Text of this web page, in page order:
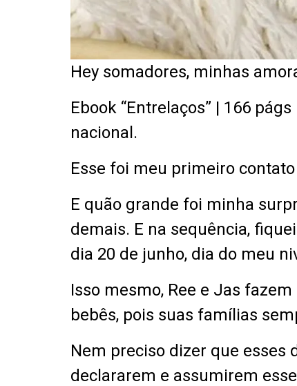
Hey somadores, minhas
Ebook “Entrelaços” | 166
nacional.
Esse foi meu primeiro
E quão grande foi minha
demais. E na sequência,
dia 20 de junho, dia do meu
Isso mesmo, Ree e Jas
bebês, pois suas famílias
Nem preciso dizer que esses
declararem e assumirem